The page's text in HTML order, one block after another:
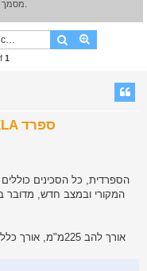
Search
1
למכירה סכיני צייד של חברת MUELA ספרד
המקורי ובמצב חדש, מדובר